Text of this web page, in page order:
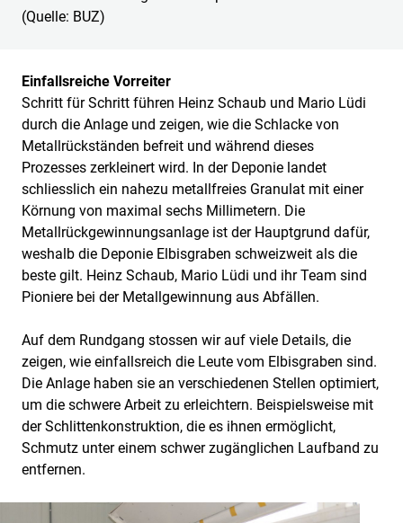
(Quelle: BUZ)
Einfallsreiche Vorreiter
Schritt für Schritt führen Heinz Schaub und Mario Lüdi
durch die Anlage und zeigen, wie die Schlacke von
Metallrückständen befreit und während dieses
Prozesses zerkleinert wird. In der Deponie landet
schliesslich ein nahezu metallfreies Granulat mit einer
Körnung von maximal sechs Millimetern. Die
Metallrückgewinnungsanlage ist der Hauptgrund dafür,
weshalb die Deponie Elbisgraben schweizweit als die
beste gilt. Heinz Schaub, Mario Lüdi und ihr Team sind
Pioniere bei der Metallgewinnung aus Abfällen.
Auf dem Rundgang stossen wir auf viele Details, die
zeigen, wie einfallsreich die Leute vom Elbisgraben sind.
Die Anlage haben sie an verschiedenen Stellen optimiert,
um die schwere Arbeit zu erleichtern. Beispielsweise mit
der Schlittenkonstruktion, die es ihnen ermöglicht,
Schmutz unter einem schwer zugänglichen Laufband zu
entfernen.